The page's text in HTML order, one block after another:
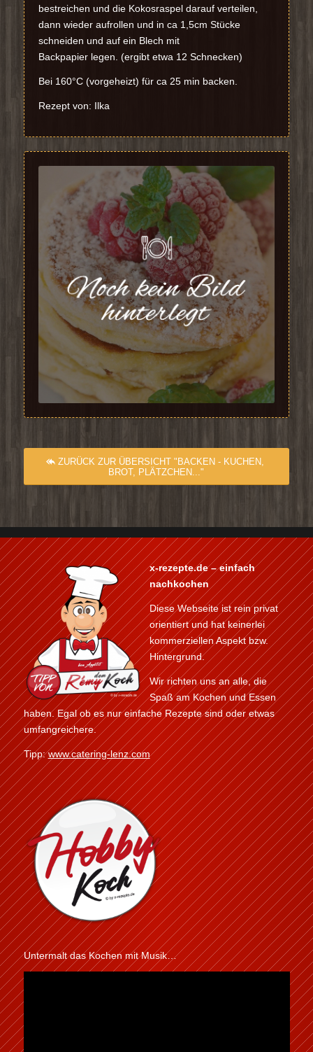
bestreichen und die Kokosraspel darauf verteilen,
dann wieder aufrollen und in ca 1,5cm Stücke
schneiden und auf ein Blech mit
Backpapier legen. (ergibt etwa 12 Schnecken)
Bei 160°C (vorgeheizt) für ca 25 min backen.
Rezept von: Ilka
ZURÜCK ZUR ÜBERSICHT "BACKEN - KUCHEN,
BROT, PLÄTZCHEN..."
x-rezepte.de – einfach
nachkochen
Diese Webseite ist rein privat
orientiert und hat keinerlei
kommerziellen Aspekt bzw.
Hintergrund.
Wir richten uns an alle, die
Spaß am Kochen und Essen
haben. Egal ob es nur einfache Rezepte sind oder etwas
umfangreichere.
Tipp:www.catering-lenz.com
Untermalt das Kochen mit Musik…